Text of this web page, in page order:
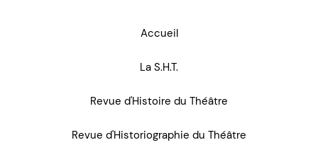
Accueil
La S.H.T.
Revue d'Histoire du Théâtre
Revue d'Historiographie du Théâtre